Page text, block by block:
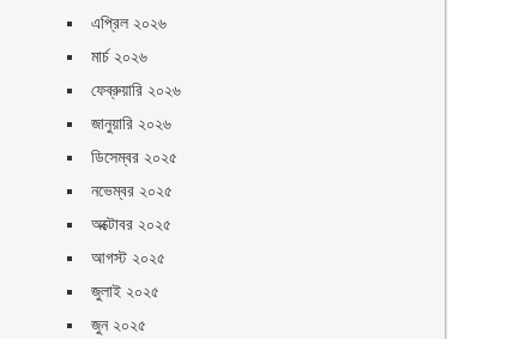
এপ্রিল ২০২৬
মার্চ ২০২৬
ফেব্রুয়ারি ২০২৬
জানুয়ারি ২০২৬
ডিসেম্বর ২০২৫
নভেম্বর ২০২৫
অক্টোবর ২০২৫
আগস্ট ২০২৫
জুলাই ২০২৫
জুন ২০২৫